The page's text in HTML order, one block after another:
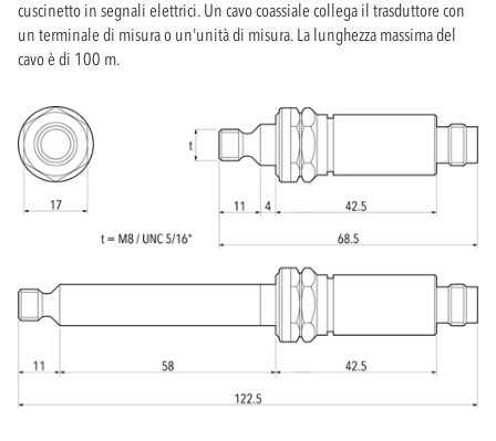
cuscinetto in segnali elettrici. Un cavo coassiale collega il trasduttore con
un terminale di misura o un'unità di misura. La lunghezza massima del
cavo è di 100 m.